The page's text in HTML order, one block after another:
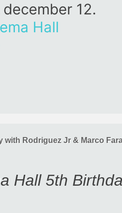
december 12.
Hall
with Rodriguez Jr & Marco
Hall 5th